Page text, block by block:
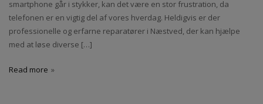
smartphone går i stykker, kan det være en stor frustration, da
telefonen er en vigtig del af vores hverdag. Heldigvis er der
professionelle og erfarne reparatører i Næstved, der kan hjælpe
med at løse diverse […]
Read more